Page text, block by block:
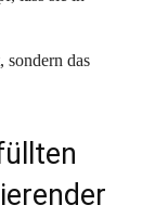
sondern das